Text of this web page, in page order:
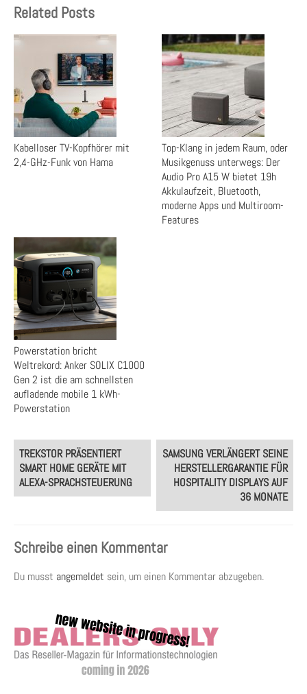
Related Posts
Kabelloser TV-Kopfhörer mit
2,4-GHz-Funk von Hama
Top-Klang in jedem Raum, oder
Musikgenuss unterwegs: Der
Audio Pro A15 W bietet 19h
Akkulaufzeit, Bluetooth,
moderne Apps und Multiroom-
Features
Powerstation bricht
Weltrekord: Anker SOLIX C1000
Gen 2 ist die am schnellsten
aufladende mobile 1 kWh-
Powerstation
Post
navigation
TREKSTOR PRÄSENTIERT
SMART HOME GERÄTE MIT
ALEXA-SPRACHSTEUERUNG
SAMSUNG VERLÄNGERT SEINE
HERSTELLERGARANTIE FÜR
HOSPITALITY DISPLAYS AUF
36 MONATE
Schreibe einen Kommentar
Du musst angemeldet sein, um einen Kommentar abzugeben.